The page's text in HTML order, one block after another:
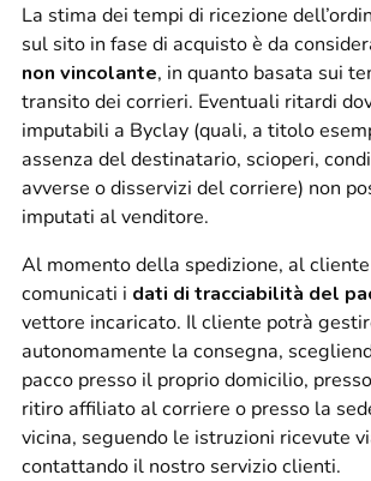
La stima dei tempi di ricezione
sul sito in fase di acquisto è da
non vincolante, in quanto basata sui
transito dei corrieri. Eventuali ritardi
imputabili a Byclay (quali, a titolo
assenza del destinatario, scioperi,
avverse o disservizi del corriere) non
imputati al venditore.
Al momento della spedizione, al
comunicati i dati di tracciabilità del
vettore incaricato. Il cliente potrà
autonomamente la consegna,
pacco presso il proprio domicilio,
ritiro affiliato al corriere o presso la
vicina, seguendo le istruzioni ricevute
contattando il nostro servizio clienti.